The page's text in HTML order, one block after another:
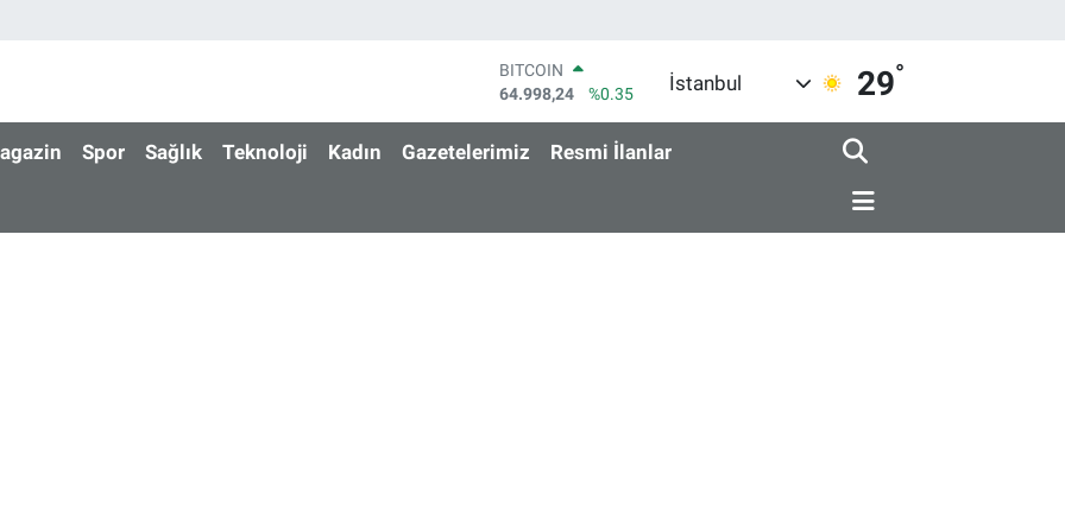
BITCOIN
64.998,24
%0.35
47,7436
%0.18
EURO
64,4811
%0.38
İstanbul 29°
Spor Sağlık Teknoloji Kadın Gazetelerimiz Resmi İlanlar